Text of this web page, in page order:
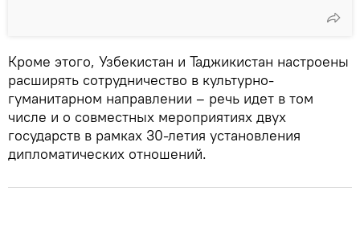
Кроме этого, Узбекистан и Таджикистан настроены
расширять сотрудничество в культурно-
гуманитарном направлении – речь идет в том
числе и о совместных мероприятиях двух
государств в рамках 30-летия установления
дипломатических отношений.